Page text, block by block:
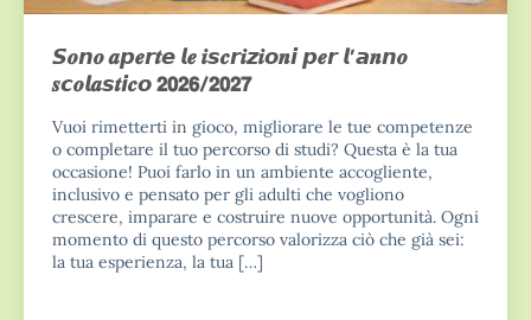
𝙎𝒐𝙣𝒐 𝒂𝙥𝒆𝙧𝒕𝙚 𝙡𝒆 𝒊𝙨𝒄𝙧𝒊𝙯𝒊𝙤𝒏𝙞 𝙥𝒆𝙧 𝙡’𝙖𝒏𝙣𝒐
𝒔𝙘𝒐𝙡𝒂𝙨𝒕𝙞𝒄𝙤 𝟮𝟬𝟮𝟲/𝟮𝟬𝟮𝟳
Vuoi rimetterti in gioco, migliorare le tue competenze
o completare il tuo percorso di studi? Questa è la tua
occasione! Puoi farlo in un ambiente accogliente,
inclusivo e pensato per gli adulti che vogliono
crescere, imparare e costruire nuove opportunità. Ogni
momento di questo percorso valorizza ciò che già sei:
la tua esperienza, la tua […]